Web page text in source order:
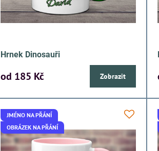
Hrnek Dinosauři
od 185 Kč Zobrazit
JMÉNO NA PŘÁNÍ
OBRÁZEK NA PŘÁNÍ